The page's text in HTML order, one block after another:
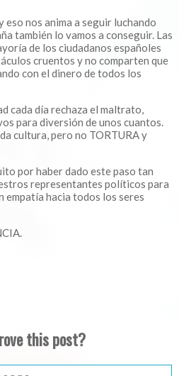
nos anima a seguir luchando
también lo vamos a conseguir. Las
de los ciudadanos españoles
cruentos y no comparten que
con el dinero de todos los
cada día rechaza el maltrato,
para diversión de unos cuantos.
cultura, pero no TORTURA y
por haber dado este paso tan
representantes políticos para
empatía hacia todos los seres
this post?